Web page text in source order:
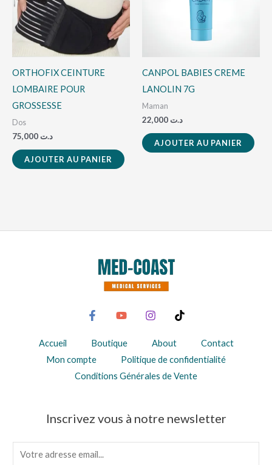
ORTHOFIX CEINTURE
LOMBAIRE POUR
GROSSESSE
Dos
د.ت
AJOUTER AU PANIER
CANPOL BABIES CREME
LANOLIN 7G
Maman
د.ت
AJOUTER AU PANIER
Accueil Boutique About
Contact
Mon compte
Politique de confidentialité
Conditions Générales de Vente
Inscrivez vous à notre newsletter